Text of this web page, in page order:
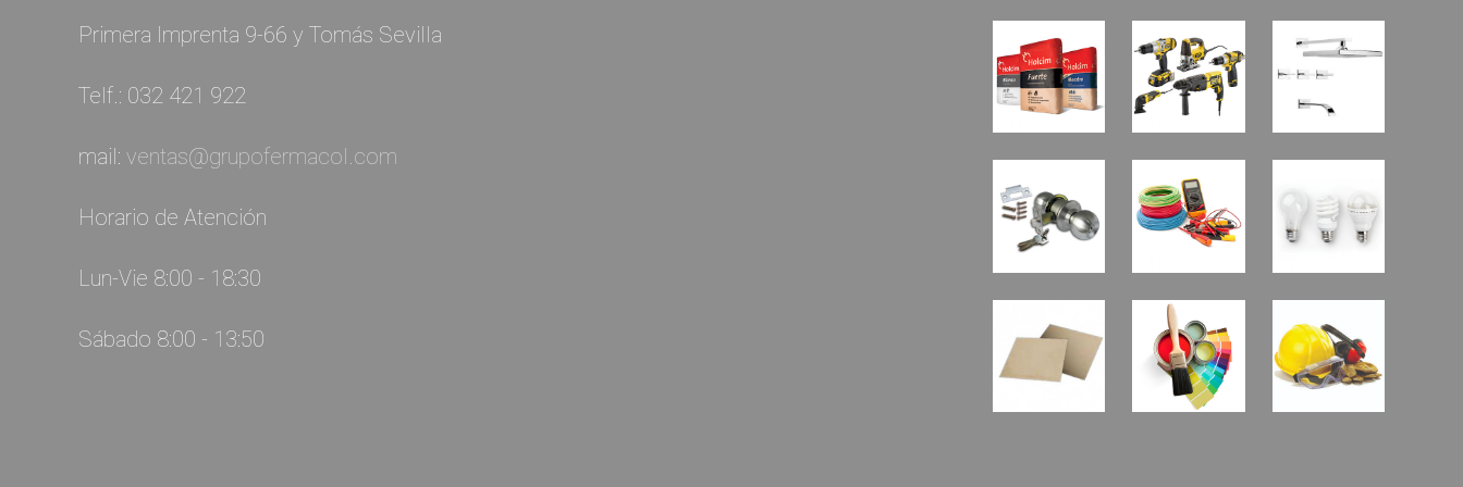
Primera Imprenta 9-66 y Tomás Sevilla
Telf.: 032 421 922
mail: ventas@grupofermacol.com
Horario de Atención
Lun-Vie 8:00 - 18:30
Sábado 8:00 - 13:50